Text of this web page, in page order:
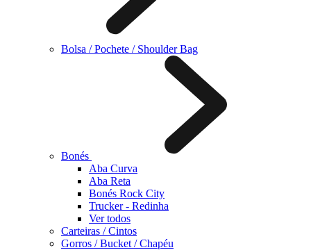
Bolsa / Pochete / Shoulder Bag
Bonés
Aba Curva
Aba Reta
Bonés Rock City
Trucker - Redinha
Ver todos
Carteiras / Cintos
Gorros / Bucket / Chapéu